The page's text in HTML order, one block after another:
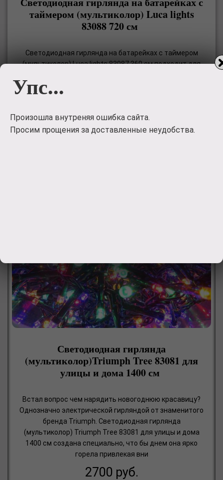
таймером (мультиколор) Luca lights
83088 720 см
Светодиодная гирлянда на батарейках с таймером
(мультиколор) Luca lights 83087 360 см подходит для
или сервант. Гирлянда работает от батареек, поэтому
пропадает необходимость ставить елочку рядом с
960руб.
Светодиодная гирлянда
(мультиколор)Triumph Tree 83081 для
улицы и дома 1400 см
Встал вопрос чем нарядить новогоднюю красавицу?
Однозначно электрической гирляндой от знаменитого
бренда Triumph. Светодиодная гирлянда
(мультиколор) Triumph Tree 83081 для улицы и дома
1400 см создана специально, что бы днем она ярко
горела привлекая вни
2700 руб.
Упс...
Произошла внутреняя ошибка сайта.
Просим прощения за доставленные неудобства.